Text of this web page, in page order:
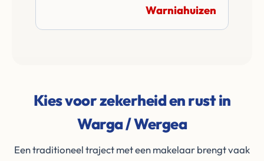
Warniahuizen
Kies voor zekerheid en rust in
Warga / Wergea
Een traditioneel traject met een makelaar brengt vaak